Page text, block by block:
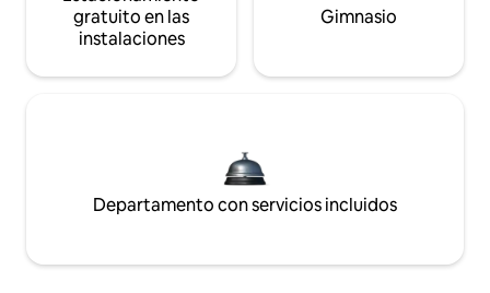
gratuito en las
instalaciones
Gimnasio
Departamento con servicios incluidos